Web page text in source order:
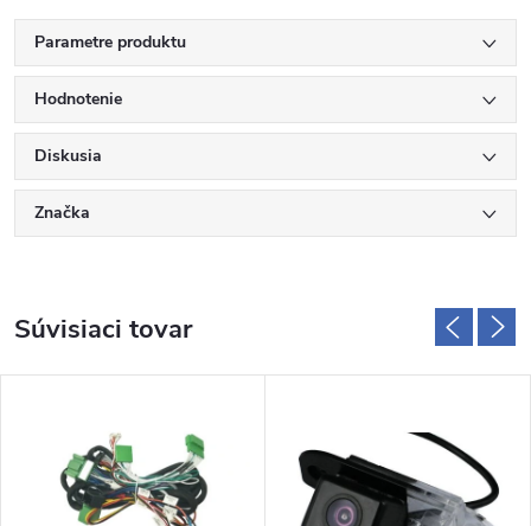
Parametre produktu
Hodnotenie
Diskusia
Značka
Súvisiaci tovar